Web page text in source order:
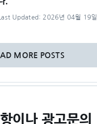
Last Updated: 2026년 04월 19일
MORE POSTS
이나 광고문의